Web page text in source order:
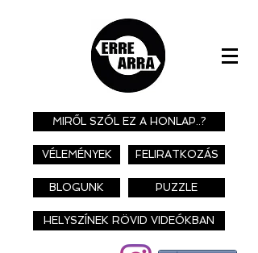
MIRŐL SZÓL EZ A HONLAP..?
VÉLEMÉNYEK FELIRATKOZÁS
BLOGUNK PUZZLE
HELYSZÍNEK RÖVID VIDEÓKBAN